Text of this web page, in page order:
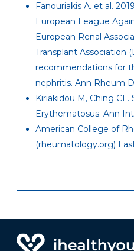
Fanouriakis A. et al.
European League
European Renal
Transplant Association
recommendations for
nephritis. Ann Rheum
Kiriakidou M, Ching
Erythematosus. Ann
American College of
(rheumatology.org)